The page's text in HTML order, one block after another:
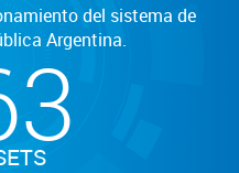
del sistema de
Argentina.